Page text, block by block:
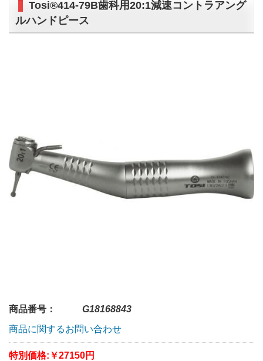
Tosi®414-79B歯科用20:1減速コントラアング
ルハンドピース
商品番号：
G18168843
商品に関するお問い合わせ
特別価格: ￥27150円